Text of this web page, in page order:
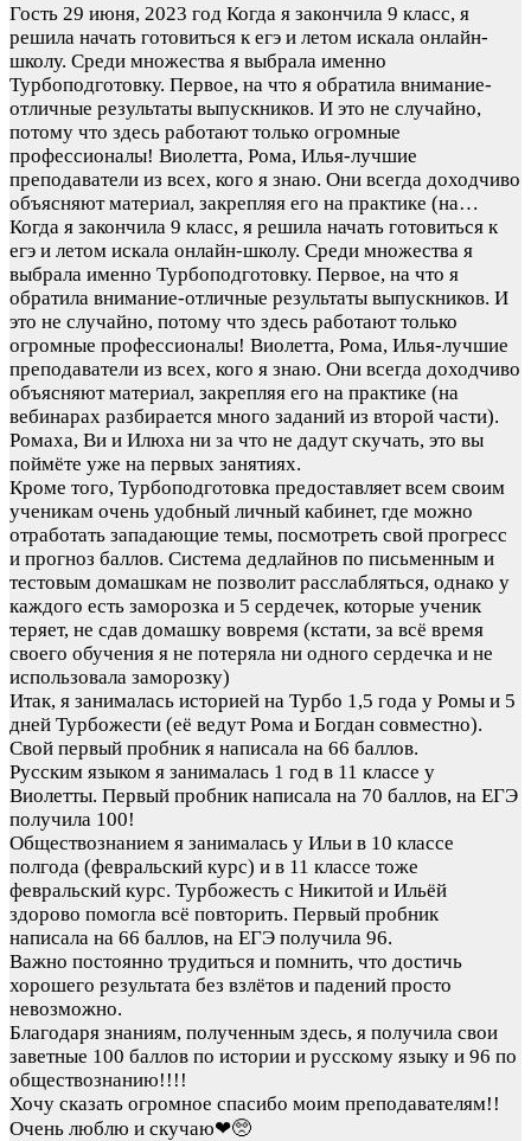
Гость 29 июня, 2023 год Когда я закончила 9 класс, я
решила начать готовиться к егэ и летом искала онлайн-
школу. Среди множества я выбрала именно
Турбоподготовку. Первое, на что я обратила внимание-
отличные результаты выпускников. И это не случайно,
потому что здесь работают только огромные
профессионалы! Виолетта, Рома, Илья-лучшие
преподаватели из всех, кого я знаю. Они всегда доходчиво
объясняют материал, закрепляя его на практике (на…
Когда я закончила 9 класс, я решила начать готовиться к
егэ и летом искала онлайн-школу. Среди множества я
выбрала именно Турбоподготовку. Первое, на что я
обратила внимание-отличные результаты выпускников. И
это не случайно, потому что здесь работают только
огромные профессионалы! Виолетта, Рома, Илья-лучшие
преподаватели из всех, кого я знаю. Они всегда доходчиво
объясняют материал, закрепляя его на практике (на
вебинарах разбирается много заданий из второй части).
Ромаха, Ви и Илюха ни за что не дадут скучать, это вы
поймёте уже на первых занятиях.
Кроме того, Турбоподготовка предоставляет всем своим
ученикам очень удобный личный кабинет, где можно
отработать западающие темы, посмотреть свой прогресс
и прогноз баллов. Система дедлайнов по письменным и
тестовым домашкам не позволит расслабляться, однако у
каждого есть заморозка и 5 сердечек, которые ученик
теряет, не сдав домашку вовремя (кстати, за всё время
своего обучения я не потеряла ни одного сердечка и не
использовала заморозку)
Итак, я занималась историей на Турбо 1,5 года у Ромы и 5
дней Турбожести (её ведут Рома и Богдан совместно).
Свой первый пробник я написала на 66 баллов.
Русским языком я занималась 1 год в 11 классе у
Виолетты. Первый пробник написала на 70 баллов, на ЕГЭ
получила 100!
Обществознанием я занималась у Ильи в 10 классе
полгода (февральский курс) и в 11 классе тоже
февральский курс. Турбожесть с Никитой и Ильёй
здорово помогла всё повторить. Первый пробник
написала на 66 баллов, на ЕГЭ получила 96.
Важно постоянно трудиться и помнить, что достичь
хорошего результата без взлётов и падений просто
невозможно.
Благодаря знаниям, полученным здесь, я получила свои
заветные 100 баллов по истории и русскому языку и 96 по
обществознанию!!!!
Хочу сказать огромное спасибо моим преподавателям!!
Очень люблю и скучаю❤🥺